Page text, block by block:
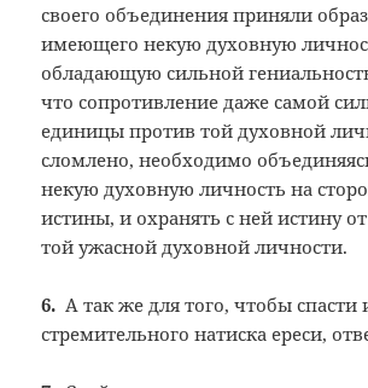
своего объединения приняли
имеющего некую духовную
обладающую сильной
что сопротивление даже самой
единицы против той духовной
сломлено, необходимо
некую духовную личность на
истины, и охранять с ней истину
той ужасной духовной личности.
6.А так же для того, чтобы спасти
стремительного натиска ереси,